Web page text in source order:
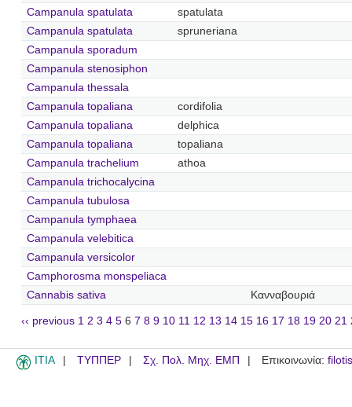
Campanula spatulata
spatulata
Campanula spatulata
spruneriana
Campanula sporadum
Campanula stenosiphon
Campanula thessala
Campanula topaliana
cordifolia
Campanula topaliana
delphica
Campanula topaliana
topaliana
Campanula trachelium
athoa
Campanula trichocalycina
Campanula tubulosa
Campanula tymphaea
Campanula velebitica
Campanula versicolor
Camphorosma monspeliaca
Cannabis sativa
Κανναβουριά
‹‹ previous 1 2 3 4 5 6 7 8 9 10 11 12 13 14 15 16 17 18 19 20 21
ITIA ΤΥΠΠΕΡ Σχ. Πολ. Μηχ. ΕΜΠ Επικοινωνία: